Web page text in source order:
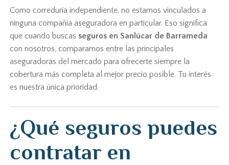
Como correduría independiente, no estamos vinculados a
ninguna compañía aseguradora en particular. Eso significa
que cuando buscas seguros en Sanlúcar de Barrameda
con nosotros, comparamos entre las principales
aseguradoras del mercado para ofrecerte siempre la
cobertura más completa al mejor precio posible. Tu interés
es nuestra única prioridad.
¿Qué seguros puedes
contratar en